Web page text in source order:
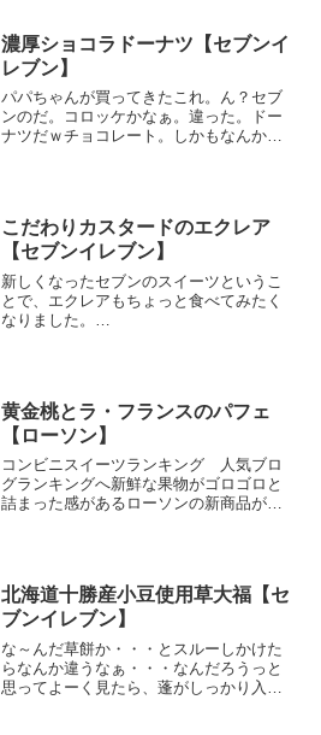
濃厚ショコラドーナツ【セブンイ
レブン】
パパちゃんが買ってきたこれ。ん？セブ
ンのだ。コロッケかなぁ。違った。ドー
ナツだｗチョコレート。しかもなんか四
こだわりカスタードのエクレア
【セブンイレブン】
新しくなったセブンのスイーツというこ
とで、エクレアもちょっと食べてみたく
なりました。
黄金桃とラ・フランスのパフェ
【ローソン】
コンビニスイーツランキング 人気ブロ
グランキングへ新鮮な果物がゴロゴロと
詰まった感があるローソンの新商品が発
ありますが、桃や梨もある...
北海道十勝産小豆使用草大福【セ
ブンイレブン】
な～んだ草餅か・・・とスルーしかけた
らなんか違うなぁ・・・なんだろうっと
思ってよーく見たら、蓬がしっかり入っ